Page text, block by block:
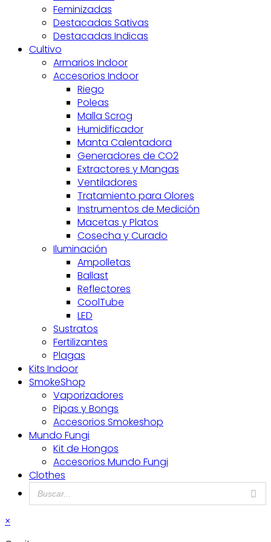
Feminizadas
Destacadas Sativas
Destacadas Indicas
Cultivo
Armarios Indoor
Accesorios Indoor
Riego
Poleas
Malla Scrog
Humidificador
Manta Calentadora
Generadores de CO2
Extractores y Mangas
Ventiladores
Tratamiento para Olores
Instrumentos de Medición
Macetas y Platos
Cosecha y Curado
Iluminación
Ampolletas
Ballast
Reflectores
CoolTube
LED
Sustratos
Fertilizantes
Plagas
Kits Indoor
SmokeShop
Vaporizadores
Pipas y Bongs
Accesorios Smokeshop
Mundo Fungi
Kit de Hongos
Accesorios Mundo Fungi
Clothes
×